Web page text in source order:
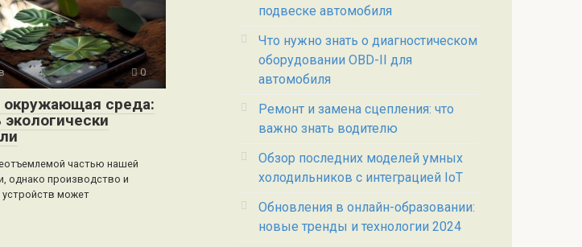
0
среда:
частью нашей
однако производство и
устройств может
подвеске автомобиля
Что нужно знать о диагностическом
оборудовании OBD-II для
автомобиля
Ремонт и замена сцепления: что
важно знать водителю
Обзор последних моделей умных
холодильников с интеграцией IoT
Обновления в онлайн-образовании:
новые тренды и технологии 2024